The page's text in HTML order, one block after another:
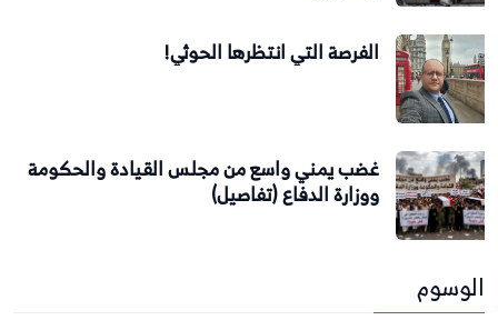
الفرصة التي انتظرها الحوثي!
غضب يمني واسع من مجلس القيادة والحكومة
ووزارة الدفاع (تفاصيل)
الوسوم